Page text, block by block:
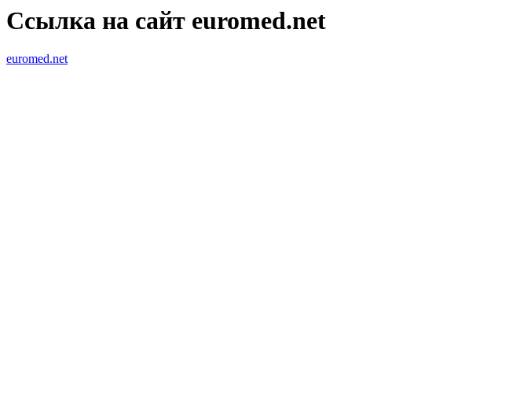
Ссылка на сайт euromed.net
euromed.net